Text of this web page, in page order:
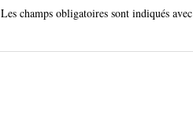
Les champs obligatoires sont indiqués avec